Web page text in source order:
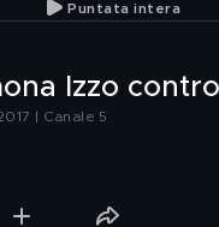
Puntata intera
Izzo
| Canale 5